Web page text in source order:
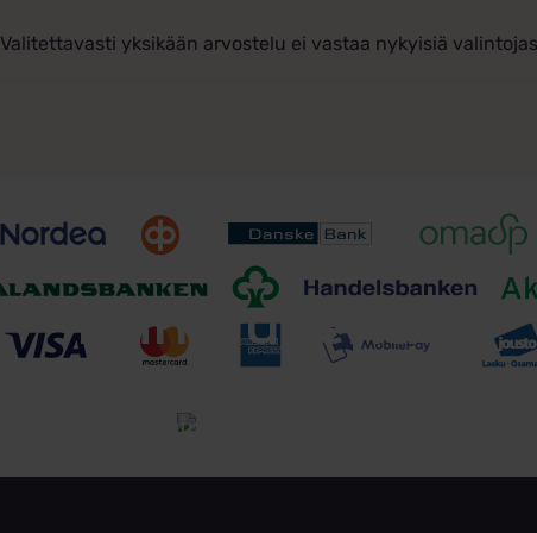
Valitettavasti yksikään arvostelu ei vastaa nykyisiä
Toimitusehdot
Tutustu toimitusehtoihin